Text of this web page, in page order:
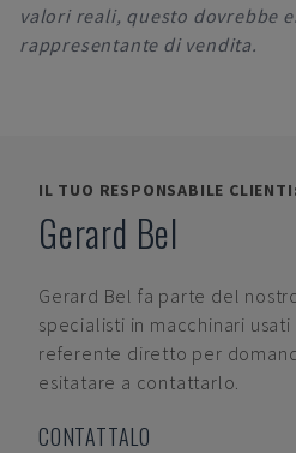
valori reali, questo dovrebbe
rappresentante di vendita.
IL TUO RESPONSABILE CLIENTI:
Gerard Bel
Gerard Bel fa parte del
specialisti in macchinari
referente diretto per
esitatare a contattarlo.
CONTATTALO